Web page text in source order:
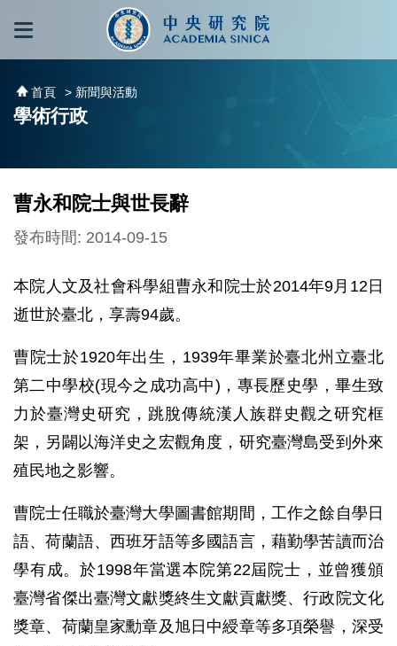
跳到主要內容區塊
首頁 > 新聞與活動
學術行政
曹永和院士與世長辭
發布時間: 2014-09-15
本院人文及社會科學組曹永和院士於2014年9月12日
逝世於臺北，享壽94歲。
曹院士於1920年出生，1939年畢業於臺北州立臺北
第二中學校(現今之成功高中)，專長歷史學，畢生致
力於臺灣史研究，跳脫傳統漢人族群史觀之研究框
架，另闢以海洋史之宏觀角度，研究臺灣島受到外來
殖民地之影響。
曹院士任職於臺灣大學圖書館期間，工作之餘自學日
語、荷蘭語、西班牙語等多國語言，藉勤學苦讀而治
學有成。於1998年當選本院第22屆院士，並曾獲頒
臺灣省傑出臺灣文獻獎終生文獻貢獻獎、行政院文化
獎章、荷蘭皇家勳章及旭日中綬章等多項榮譽，深受